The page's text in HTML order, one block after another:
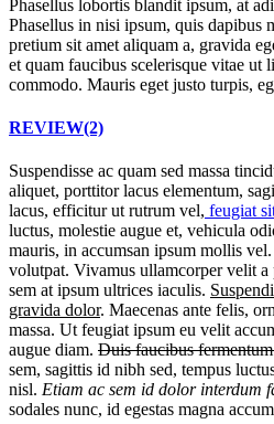
Phasellus lobortis blandit ipsum, at
Phasellus in nisi ipsum, quis dapibus
pretium sit amet aliquam a, gravida
et quam faucibus scelerisque vitae ut
commodo. Mauris eget justo turpis,
REVIEW(2)
Suspendisse ac quam sed massa
aliquet, porttitor lacus elementum,
lacus, efficitur ut rutrum vel, feugiat
luctus, molestie augue et, vehicula
mauris, in accumsan ipsum mollis
volutpat. Vivamus ullamcorper velit
sem at ipsum ultrices iaculis.
gravida dolor. Maecenas ante felis,
massa. Ut feugiat ipsum eu velit
augue diam. Duis faucibus
sem, sagittis id nibh sed, tempus
nisl. Etiam ac sem id dolor interdum
sodales nunc, id egestas magna